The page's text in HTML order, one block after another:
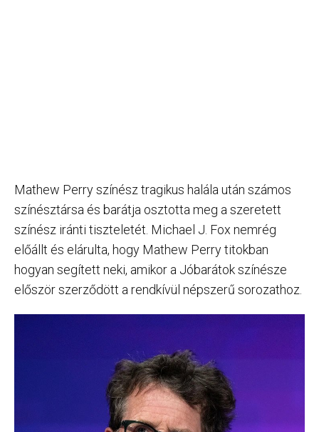
Mathew Perry színész tragikus halála után számos
színésztársa és barátja osztotta meg a szeretett
színész iránti tiszteletét. Michael J. Fox nemrég
előállt és elárulta, hogy Mathew Perry titokban
hogyan segített neki, amikor a Jóbarátok színésze
először szerződött a rendkívül népszerű sorozathoz.